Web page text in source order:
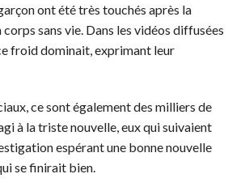
ont été très touchés après la
sans vie. Dans les vidéos diffusées
froid dominait, exprimant leur
ce sont également des milliers de
à la triste nouvelle, eux qui suivaient
espérant une bonne nouvelle
se finirait bien.